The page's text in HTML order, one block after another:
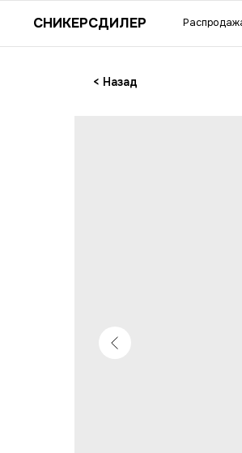
СНИКЕРСДИЛЕР Распродажа
< Назад